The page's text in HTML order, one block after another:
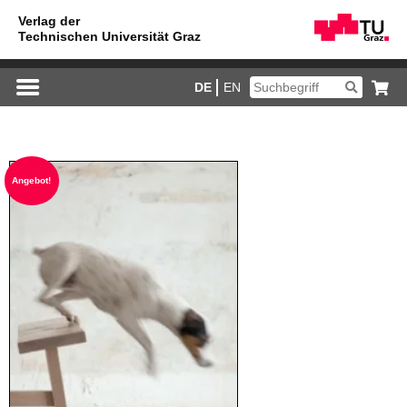
DE EN
An­ge­bot!